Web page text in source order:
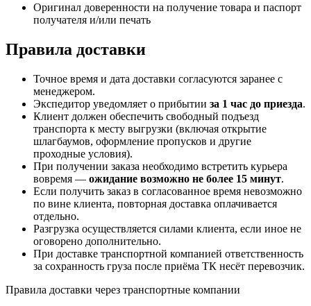
Оригинал доверенности на получение товара и паспорт
получателя и/или печать
Правила доставки
Точное время и дата доставки согласуются заранее с
менеджером.
Экспедитор уведомляет о прибытии за 1 час до приезда.
Клиент должен обеспечить свободный подъезд
транспорта к месту выгрузки (включая открытие
шлагбаумов, оформление пропусков и другие
проходные условия).
При получении заказа необходимо встретить курьера
вовремя — ожидание возможно не более 15 минут.
Если получить заказ в согласованное время невозможно
по вине клиента, повторная доставка оплачивается
отдельно.
Разгрузка осуществляется силами клиента, если иное не
оговорено дополнительно.
При доставке транспортной компанией ответственность
за сохранность груза после приёма ТК несёт перевозчик.
Правила доставки через транспортные компании